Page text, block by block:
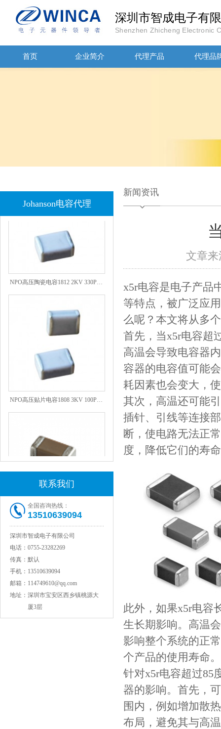
深圳市智成电子有
Shenzhen Zhicheng Electronic
首页 企业简介 代理产品 代理品
Johanson电容代理
联系我们
全国咨询热线：
13510639094
深圳市智成电子有限公司
电话： 0755-23282269
传真： 默认
手机： 13510639094
邮箱： 114749610@qq.com
地址： 深圳市宝安区西乡镇桃源大
厦3层
新闻资讯
文章
x5r电容是电子产品
等特点，被广泛应
么呢？本文将从多
首先，当x5r电容超
高温会导致电容器
容器的电容值可能
耗因素也会变大，
其次，高温还可能
插针、引线等连接
断，使电路无法正
度，降低它们的寿
此外，如果x5r电容
生长期影响。高温
影响整个系统的正
个产品的使用寿命。
针对x5r电容超过85
器的影响。首先，
围内，例如增加散
布局，避免其与高